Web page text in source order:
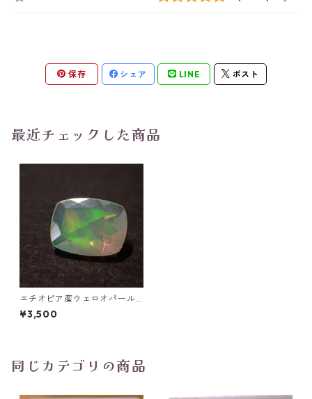
保存 シェア LINE ポスト
最近チェックした商品
エチオピア産ウェロオパール
クッションカットルース 0.99
ct 8.9mm*6.8mm*4.0mm
¥3,500
同じカテゴリの商品